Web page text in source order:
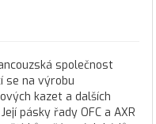
společnost
se na výrobu
kazet a dalších
pásky řady OFC a AXR